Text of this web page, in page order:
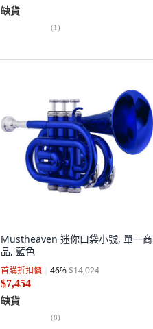
缺貨
(1)
Mustheaven 迷你口袋小號, 單一商
品, 藍色
首購折扣價 46%$14,024
$7,454
缺貨
(8)